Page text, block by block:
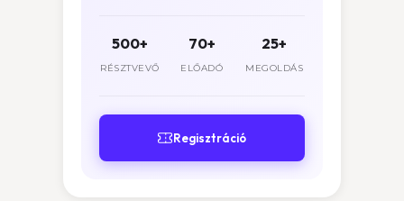
500+
RÉSZTVEVŐ
70+
ELŐADÓ
25+
MEGOLDÁS
Regisztráció